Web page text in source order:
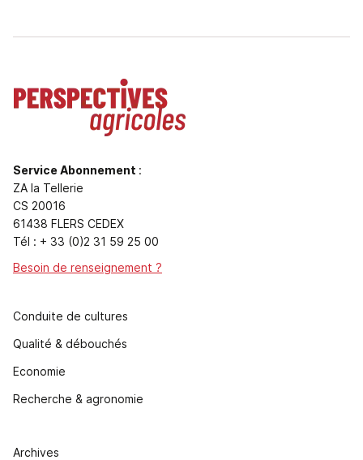
Service Abonnement :
ZA la Tellerie
CS 20016
61438 FLERS CEDEX
Tél : + 33 (0)2 31 59 25 00
Besoin de renseignement ?
Conduite de cultures
Qualité & débouchés
Economie
Recherche & agronomie
Archives